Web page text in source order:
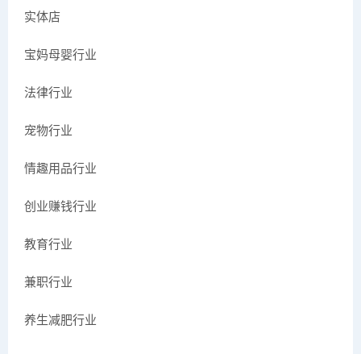
实体店
宝妈母婴行业
法律行业
宠物行业
情趣用品行业
创业赚钱行业
教育行业
兼职行业
养生减肥行业